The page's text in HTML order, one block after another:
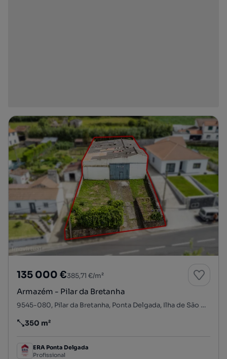
135 000 €385,71 €/m²
Armazém - Pilar da Bretanha
9545-080, Pilar da Bretanha, Ponta Delgada, Ilha de São Miguel
Preço por metro quadrado
350 m²
ERA Ponta Delgada
Profissional